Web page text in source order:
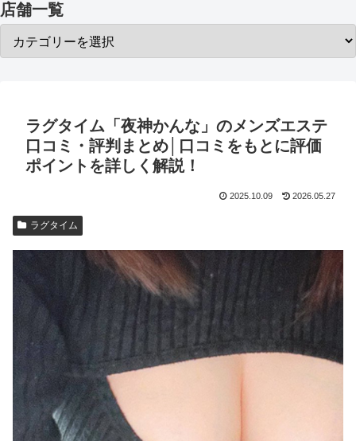
店舗一覧
ラグタイム「夜神かんな」のメンズエステ
口コミ・評判まとめ│口コミをもとに評価
ポイントを詳しく解説！
2025.10.09 2026.05.27
ラグタイム